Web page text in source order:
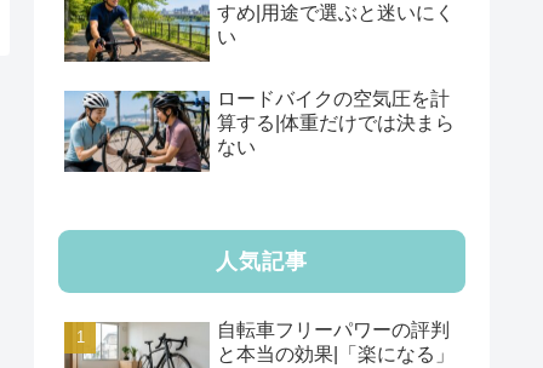
すめ|用途で選ぶと迷いにく
い
ロードバイクの空気圧を計
算する|体重だけでは決まら
ない
人気記事
自転車フリーパワーの評判
と本当の効果|「楽になる」